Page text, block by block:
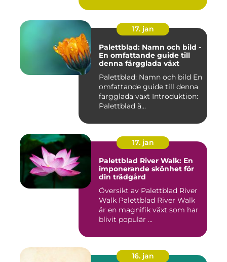
17. jan
Palettblad: Namn och bild -
En omfattande guide till
denna färgglada växt
Palettblad: Namn och bild En
omfattande guide till denna
färgglada växt Introduktion:
Palettblad ä...
17. jan
Palettblad River Walk: En
imponerande skönhet för
din trädgård
Översikt av Palettblad River
Walk Palettblad River Walk
är en magnifik växt som har
blivit populär ...
16. jan